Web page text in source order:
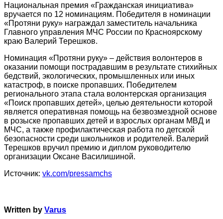
Национальная премия «Гражданская инициатива»
вручается по 12 номинациям. Победителя в номинации
«Протяни руку» награждал заместитель начальника
Главного управления МЧС России по Красноярскому
краю Валерий Терешков.
Номинация «Протяни руку» – действия волонтеров в
оказании помощи пострадавшим в результате стихийных
бедствий, экологических, промышленных или иных
катастроф, в поиске пропавших. Победителем
регионального этапа стала волонтерская организация
«Поиск пропавших детей», целью деятельности которой
является оперативная помощь на безвозмездной основе
в розыске пропавших детей и взрослых органам МВД и
МЧС, а также профилактическая работа по детской
безопасности среди школьников и родителей. Валерий
Терешков вручил премию и диплом руководителю
организации Оксане Василишиной.
Источник: vk.com/pressamchs
Written by Varus